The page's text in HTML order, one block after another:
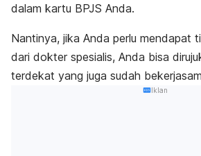
dalam kartu BPJS Anda.
Nantinya, jika Anda perlu mendapat
dari dokter spesialis, Anda bisa
terdekat yang juga sudah
Iklan